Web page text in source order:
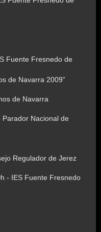
Fuente Fresnedo de
de Navarra 2009”
de Navarra
Nacional de
Regulador de Jerez
- IES Fuente Fresnedo